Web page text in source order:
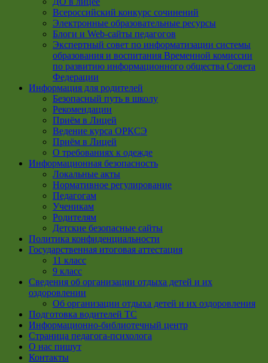
Всероссийский конкурс сочинений
Электронные образовательные ресурсы
Блоги и Web-сайты педагогов
Экспертный совет по информатизации системы
образования и воспитания Временной комиссии
по развитию информационного общества Совета
Федерации
Информация для родителей
Безопасный путь в школу
Рекомендации
Приём в Лицей
Ведение курса ОРКСЭ
Приём в Лицей
О требованиях к одежде
Информационная безопасность
Локальные акты
Нормативное регулирование
Педагогам
Ученикам
Родителям
Детские безопасные сайты
Политика конфиденциальности
Государственная итоговая аттестация
11 класс
9 класс
Сведения об организации отдыха детей и их
оздоровлении
Об организации отдыха детей и их оздоровления
Подготовка водителей ТС
Информационно-библиотечный центр
Страница педагога-психолога
О нас пишут
Контакты